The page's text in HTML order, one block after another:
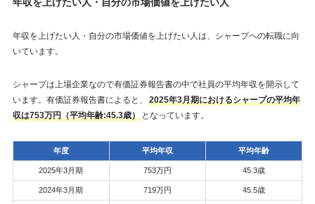
年収を上げたい人・自分の市場価値を上げたい人
年収を上げたい人・自分の市場価値を上げたい人は、シャープへの転職に向
いています。
シャープは上場企業なので有価証券報告書の中で社員の平均年収を開示して
います。有価証券報告書によると、
2025年3月期におけるシャープの平均年
収は753万円（平均年齢:45.3歳）となっています。
年度 平均年収 平均年齢
2025年3月期 753万円 45.3歳
2024年3月期 719万円 45.5歳